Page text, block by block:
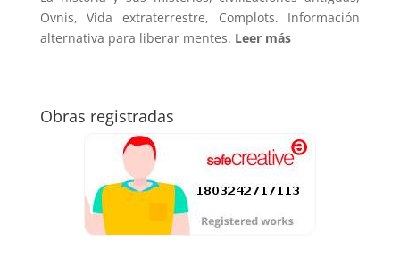
Ovnis, Vida extraterrestre, Complots. Información
alternativa para liberar mentes. Leer más
Obras registradas